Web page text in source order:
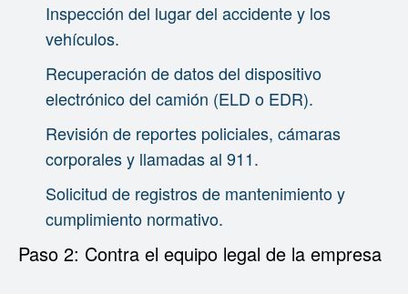
Inspección del lugar del accidente y los
vehículos.
Recuperación de datos del dispositivo
electrónico del camión (ELD o EDR).
Revisión de reportes policiales, cámaras
corporales y llamadas al 911.
Solicitud de registros de mantenimiento y
cumplimiento normativo.
Paso 2: Contra el equipo legal de la empresa